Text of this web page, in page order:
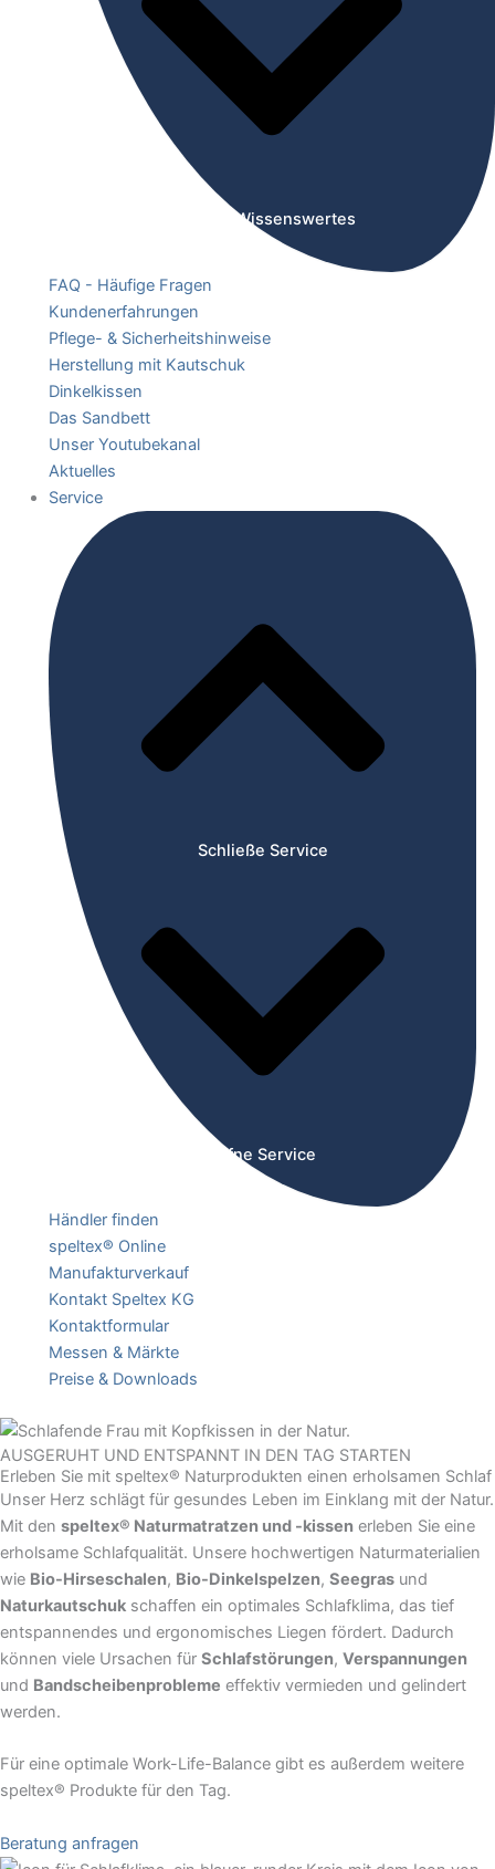
Öffne Wissenswertes
FAQ - Häufige Fragen
Kundenerfahrungen
Pflege- & Sicherheitshinweise
Herstellung mit Kautschuk
Dinkelkissen
Das Sandbett
Unser Youtubekanal
Aktuelles
Service
Schließe Service
Öffne Service
Händler finden
speltex® Online
Manufakturverkauf
Kontakt Speltex KG
Kontaktformular
Messen & Märkte
Preise & Downloads
AUSGERUHT UND ENTSPANNT IN DEN TAG STARTEN
Erleben Sie mit speltex® Naturprodukten einen erholsamen Schlaf
Unser Herz schlägt für gesundes Leben im Einklang mit der Natur.
Mit den speltex® Naturmatratzen und -kissen erleben Sie eine
erholsame Schlafqualität. Unsere hochwertigen Naturmaterialien
wie Bio-Hirseschalen, Bio-Dinkelspelzen, Seegras und
Naturkautschuk schaffen ein optimales Schlafklima, das tief
entspannendes und ergonomisches Liegen fördert. Dadurch
können viele Ursachen für Schlafstörungen, Verspannungen
und Bandscheibenprobleme effektiv vermieden und gelindert
werden.
Für eine optimale Work-Life-Balance gibt es außerdem weitere
speltex® Produkte für den Tag.
Beratung anfragen